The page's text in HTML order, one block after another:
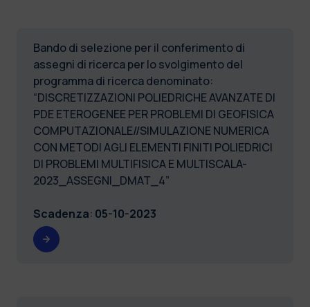
Bando di selezione per il conferimento di
assegni di ricerca per lo svolgimento del
programma di ricerca denominato:
“DISCRETIZZAZIONI POLIEDRICHE AVANZATE DI
PDE ETEROGENEE PER PROBLEMI DI GEOFISICA
COMPUTAZIONALE//SIMULAZIONE NUMERICA
CON METODI AGLI ELEMENTI FINITI POLIEDRICI
DI PROBLEMI MULTIFISICA E MULTISCALA-
2023_ASSEGNI_DMAT_4”
Scadenza: 05-10-2023